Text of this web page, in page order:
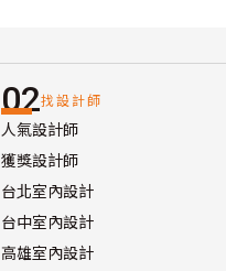
02找設計師
人氣設計師
獲獎設計師
台北室內設計
台中室內設計
高雄室內設計